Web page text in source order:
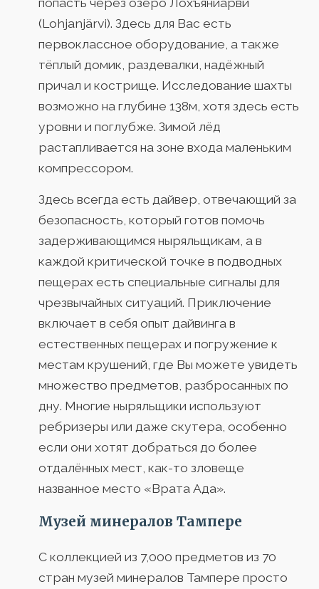
(Lohjanjärvi). Здесь для Вас есть
первоклассное оборудование, а также
тёплый домик, раздевалки, надёжный
причал и кострище. Исследование шахты
возможно на глубине 138м, хотя здесь есть
уровни и поглубже. Зимой лёд
растапливается на зоне входа маленьким
компрессором.
Здесь всегда есть дайвер, отвечающий за
безопасность, который готов помочь
задерживающимся ныряльщикам, а в
каждой критической точке в подводных
пещерах есть специальные сигналы для
чрезвычайных ситуаций. Приключение
включает в себя опыт дайвинга в
естественных пещерах и погружение к
местам крушений, где Вы можете увидеть
множество предметов, разбросанных по
дну. Многие ныряльщики используют
ребризеры или даже скутера, особенно
если они хотят добраться до более
отдалённых мест, как-то зловеще
названное место «Врата Ада».
Музей минералов Тампере
С коллекцией из 7,000 предметов из 70
стран музей минералов Тампере просто